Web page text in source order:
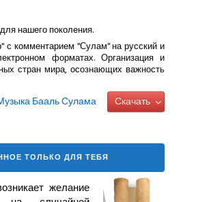
нашего поколения.
с комментарием "Сулам" на русский и
форматах. Организация и
стран мира, осознающих важность
Бааль Сулама Скачать
ТОЛЬКО ДЛЯ ТЕБЯ
желание